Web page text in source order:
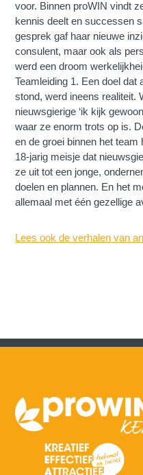
voor. Binnen proWIN vindt
kennis deelt en successen
gesprek gaf haar nieuwe
consulent, maar ook als
werd een droom
Teamleiding 1. Een doel dat
stond, werd ineens realiteit.
nieuwsgierige ‘ik kijk
waar ze enorm trots op is.
en de groei binnen het
18-jarig meisje dat
ze uit tot een jonge,
doelen en plannen. En het
allemaal met één gezellige
Lees ook de verhalen van